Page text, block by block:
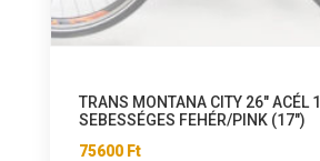
TRANS MONTANA CITY 26″ ACÉL 1
SEBESSÉGES FEHÉR/PINK (17″)
75600 Ft